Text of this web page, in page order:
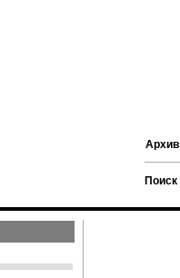
Архив
Поиск